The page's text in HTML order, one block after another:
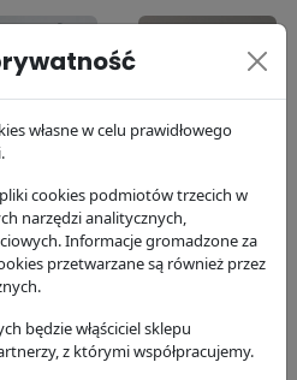
Filtr układu
P552071
Donaldson
67.77 zł
własne w celu prawidłowego
cookies podmiotów trzecich w
narzędzi analitycznych,
Informacje gromadzone za
przetwarzane są również przez
będzie włąściciel sklepu
z którymi współpracujemy.